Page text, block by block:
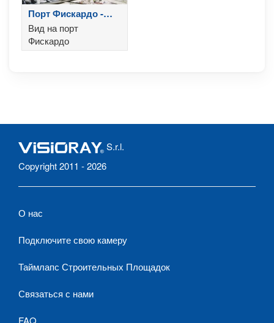
Порт Фискардо -
Кефалония
Вид на порт
Фискардо
S.r.l.
Copyright 2011 - 2026
О нас
Подключите свою камеру
Таймлапс Строительных Площадок
Связаться с нами
FAQ